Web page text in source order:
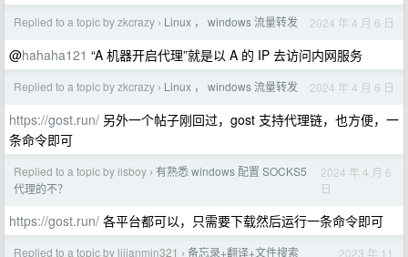
Replied to a topic by zkcrazy › Linux ， windows 流量转发 2024 年 4 月 6 日
@hahaha121 “A 机器开启代理”就是以 A 的 IP 去访问内网服务
Replied to a topic by zkcrazy › Linux ， windows 流量转发 2024 年 4 月 6 日
https://gost.run/ 另外一个帖子刚回过，gost 支持代理链，也方便，一
条命令即可
Replied to a topic by iisboy › 有熟悉 windows 配置 SOCKS5
代理的不？
2024 年 4 月 6
日
https://gost.run/ 各平台都可以，只需要下载然后运行一条命令即可
Replied to a topic by lijianmin321 › 备忘录+翻译+文件搜索 2023 年 11